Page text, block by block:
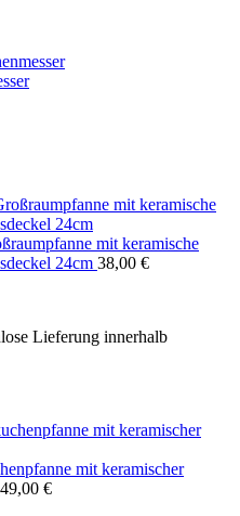
mit keramische
24cm 38,00 €
Lieferung innerhalb
mit keramischer
49,00 €